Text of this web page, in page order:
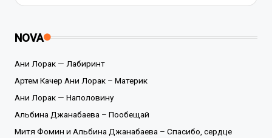
NOVA
Ани Лорак — Лабиринт
Артем Качер Ани Лорак – Материк
Ани Лорак — Наполовину
Альбина Джанабаева – Пообещай
Митя Фомин и Альбина Джанабаева – Спасибо, сердце